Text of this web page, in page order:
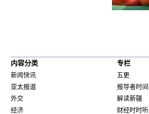
内容分类
新闻快讯
亚太报道
外交
经济
专栏
五更
报导者时间
解读新疆
财经时时听